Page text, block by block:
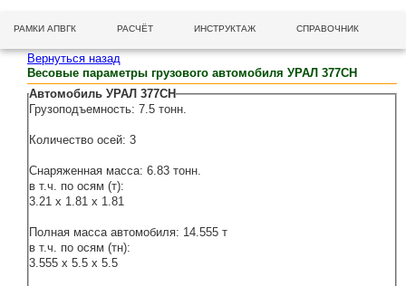
РАМКИ АПВГК РАСЧЁТ ИНСТРУКТАЖ СПРАВОЧНИК
Вернуться назад
Весовые параметры грузового автомобиля УРАЛ 377СН
Автомобиль УРАЛ 377СН
Грузоподъемность: 7.5 тонн.
Количество осей: 3
Снаряженная масса: 6.83 тонн.
в т.ч. по осям (т):
3.21 x 1.81 x 1.81
Полная масса автомобиля: 14.555 т
в т.ч. по осям (тн):
3.555 x 5.5 x 5.5